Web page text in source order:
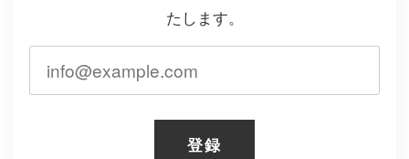
たします。
登録